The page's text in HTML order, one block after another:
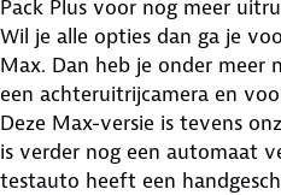
Pack Plus voor nog meer
Wil je alle opties dan ga je
Max. Dan heb je onder meer
een achteruitrijcamera en
Deze Max-versie is tevens
is verder nog een automaat
testauto heeft een